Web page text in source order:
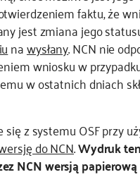
faktu, że
jest zmiana jego
nawysłany. NCN nie
wniosku w
w ostatnich dniach
z systemu OSF przy
do NCN.Wydruk
NCN wersją